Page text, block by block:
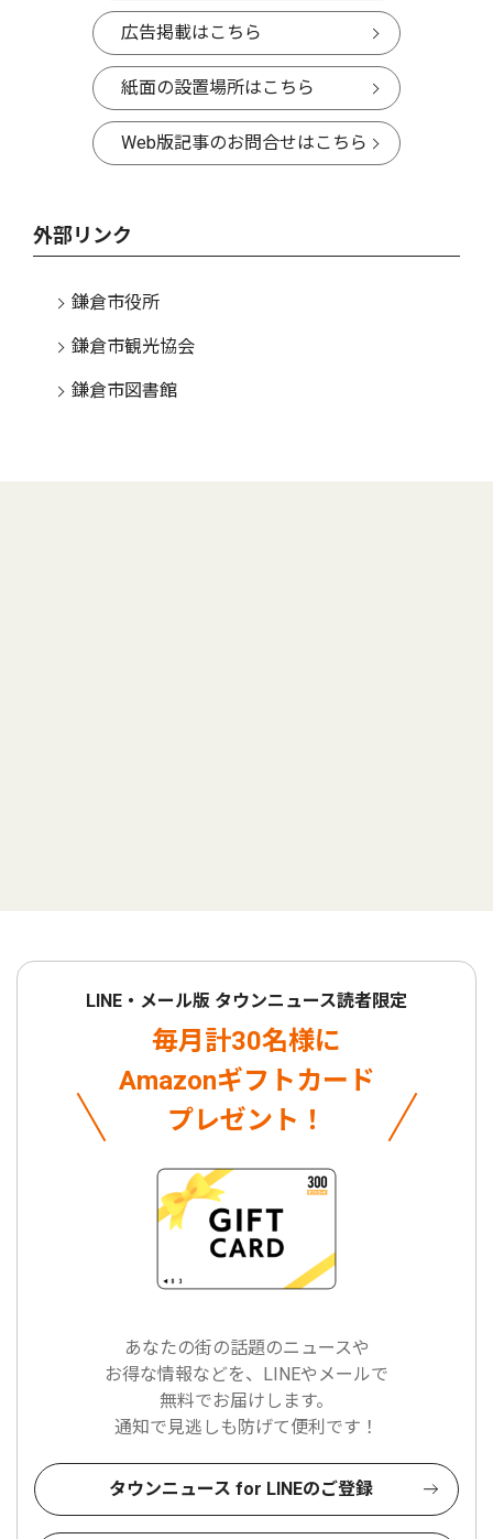
広告掲載はこちら
紙面の設置場所はこちら
Web版記事のお問合せはこちら
外部リンク
鎌倉市役所
鎌倉市観光協会
鎌倉市図書館
LINE・メール版 タウンニュース読者限定
毎月計30名様に
Amazonギフトカード
プレゼント！
あなたの街の話題のニュースや
お得な情報などを、LINEやメールで
無料でお届けします。
通知で見逃しも防げて便利です！
タウンニュース for LINEのご登録